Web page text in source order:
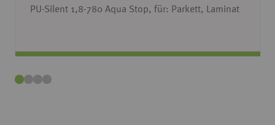
PU-Silent 1,8-780 Aqua Stop, für: Parkett, Laminat